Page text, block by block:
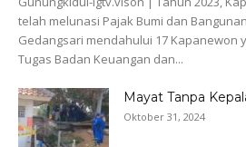
telah melunasi Pajak Bumi dan
Gedangsari mendahului 17 Kapanewon
Tugas Badan Keuangan dan...
Mayat Tanpa
Oktober 31, 2024